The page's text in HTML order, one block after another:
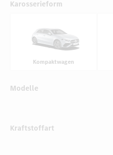
Karosserieform
Kompaktwagen
Modelle
Kraftstoffart